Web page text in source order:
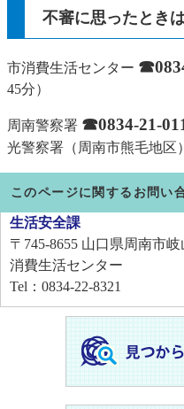
不審に思ったとき
市消費生活センター
45分）
周南警察署 ☎0834-21-
光警察署（周南市熊毛地区
このページに関するお問い
生活安全課
〒745-8655 山口県周南市
消費生活センター
Tel：0834-22-8321